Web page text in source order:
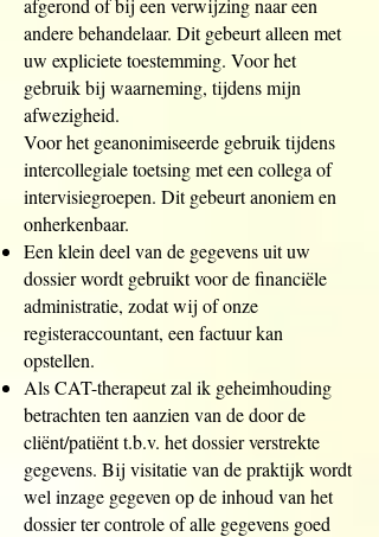
afgerond of bij een verwijzing naar een
andere behandelaar. Dit gebeurt alleen met
uw expliciete toestemming. Voor het
gebruik bij waarneming, tijdens mijn
afwezigheid.
Voor het geanonimiseerde gebruik tijdens
intercollegiale toetsing met een collega of
intervisiegroepen. Dit gebeurt anoniem en
onherkenbaar.
Een klein deel van de gegevens uit uw
dossier wordt gebruikt voor de financiële
administratie, zodat wij of onze
registeraccountant, een factuur kan
opstellen.
Als CAT-therapeut zal ik geheimhouding
betrachten ten aanzien van de door de
cliënt/patiënt t.b.v. het dossier verstrekte
gegevens. Bij visitatie van de praktijk wordt
wel inzage gegeven op de inhoud van het
dossier ter controle of alle gegevens goed